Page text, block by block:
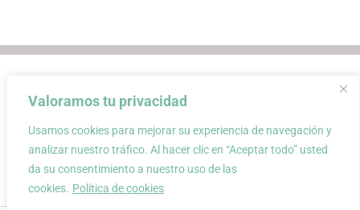
Valoramos tu privacidad
Usamos cookies para mejorar su experiencia de navegación y
analizar nuestro tráfico. Al hacer clic en “Aceptar todo” usted
da su consentimiento a nuestro uso de las
cookies. Política de cookies
Condiciones de uso
Atención al Cliente
Política de privacidad
Carrito
Mi cuenta